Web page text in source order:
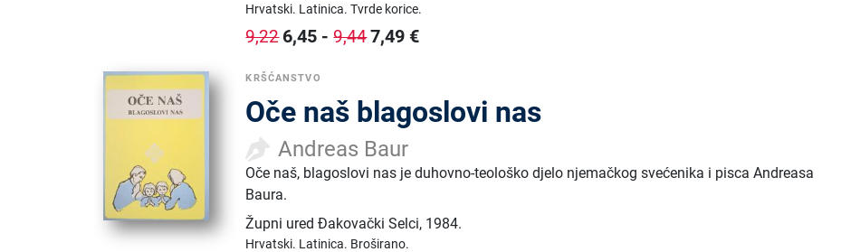
Hrvatski. Latinica.Tvrde korice.
9,226,45 -9,447,49 €
KRŠĆANSTVO
Oče naš blagoslovi nas
Andreas Baur
Oče naš, blagoslovi nas je duhovno-teološko djelo njemačkog svećenika i pisca Andreasa
Baura.
Župni ured Đakovački Selci, 1984.
Hrvatski. Latinica. Broširano.